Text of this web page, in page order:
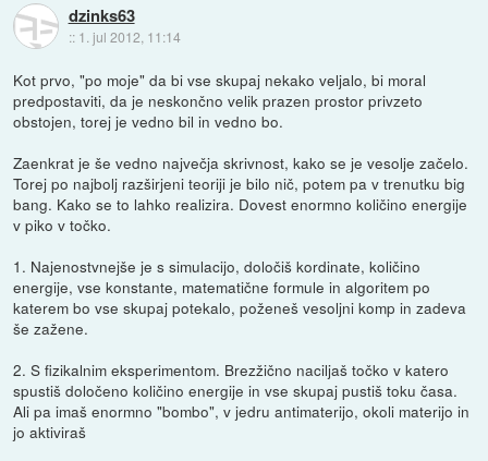
dzinks63
:: 1. jul 2012, 11:14
Kot prvo, "po moje" da bi vse skupaj nekako veljalo, bi moral
predpostaviti, da je neskončno velik prazen prostor privzeto
obstojen, torej je vedno bil in vedno bo.
Zaenkrat je še vedno največja skrivnost, kako se je vesolje začelo.
Torej po najbolj razširjeni teoriji je bilo nič, potem pa v trenutku big
bang. Kako se to lahko realizira. Dovest enormno količino energije
v piko v točko.
1. Najenostvnejše je s simulacijo, določiš kordinate, količino
energije, vse konstante, matematične formule in algoritem po
katerem bo vse skupaj potekalo, poženeš vesoljni komp in zadeva
še zažene.
2. S fizikalnim eksperimentom. Brezžično naciljaš točko v katero
spustiš določeno količino energije in vse skupaj pustiš toku časa.
Ali pa imaš enormno "bombo", v jedru antimaterijo, okoli materijo in
jo aktiviraš